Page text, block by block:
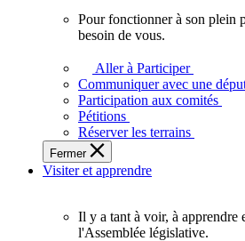
plein
potentiel,
l'Assemblée
a
besoin
de
Pour fonctionner à son plein
besoin de vous.
Aller à Participer
Communiquer avec une
Participation aux comités
Pétitions
Réserver les terrains
Fermer
Visiter et apprendre
Il y a tant à voir, à apprendre
l'Assemblée législative.